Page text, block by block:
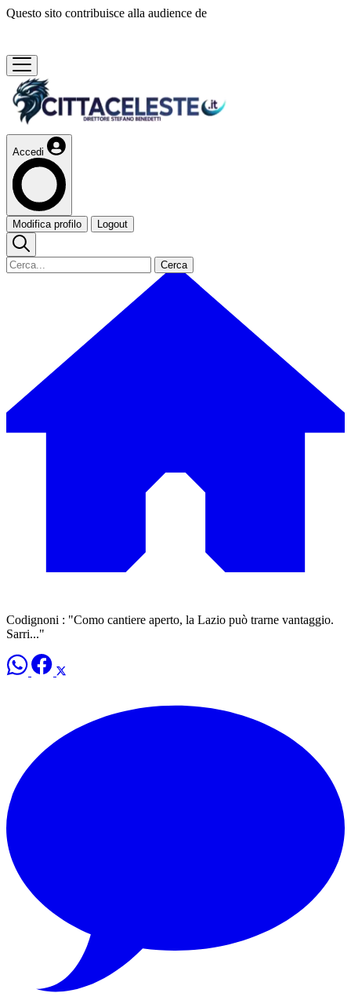
Questo sito contribuisce alla audience de
Accedi
Modifica profilo Logout
Cerca
Codignoni : "Como cantiere aperto, la Lazio può trarne vantaggio.
Sarri..."